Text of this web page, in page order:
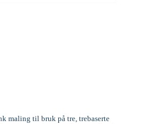
maling til bruk på tre, trebaserte